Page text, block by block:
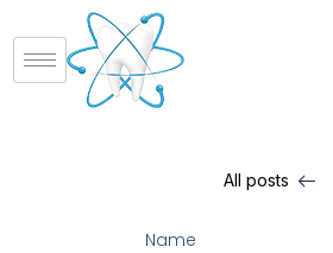
All posts
Name